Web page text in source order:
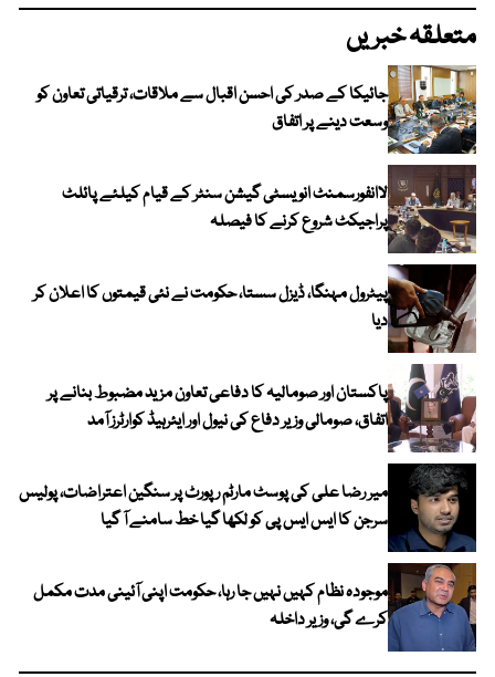
متعلقہ خبریں
جائیکا کے صدر کی احسن اقبال سے ملاقات، ترقیاتی تعاون کو
وسعت دینے پر اتفاق
لاانفورسمنٹ انویسٹی گیشن سنٹر کے قیام کیلئے پائلٹ
پراجیکٹ شروع کرنے کا فیصلہ
پیٹرول مہنگا، ڈیزل سستا، حکومت نے نئی قیمتوں کا اعلان کر
دیا
پاکستان اور صومالیہ کا دفاعی تعاون مزید مضبوط بنانے پر
اتفاق، صومالی وزیر دفاع کی نیول اور ایئرہیڈ کوارٹرز آمد
میر رضا علی کی پوسٹ مارٹم رپورٹ پر سنگین اعتراضات، پولیس
سرجن کا ایس ایس پی کو لکھا گیا خط سامنے آ گیا
موجودہ نظام کہیں نہیں جا رہا، حکومت اپنی آئینی مدت مکمل
کرے گی، وزیر داخلہ